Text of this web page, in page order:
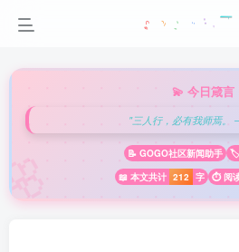
💫 今日箴言
"三人行，必有我师焉
📝 GOGO社区新闻助手
🏷️
📖 本文共计 212 字 ⏱️ 阅